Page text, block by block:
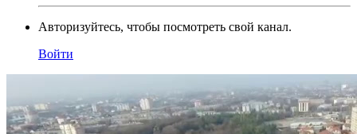
Авторизуйтесь, чтобы посмотреть свой канал.
Войти